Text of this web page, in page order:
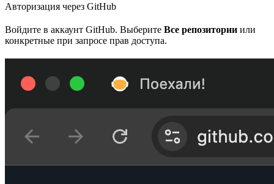
Авторизация через GitHub
Войдите в аккаунт GitHub. Выберите Все репозитории или
конкретные при запросе прав доступа.